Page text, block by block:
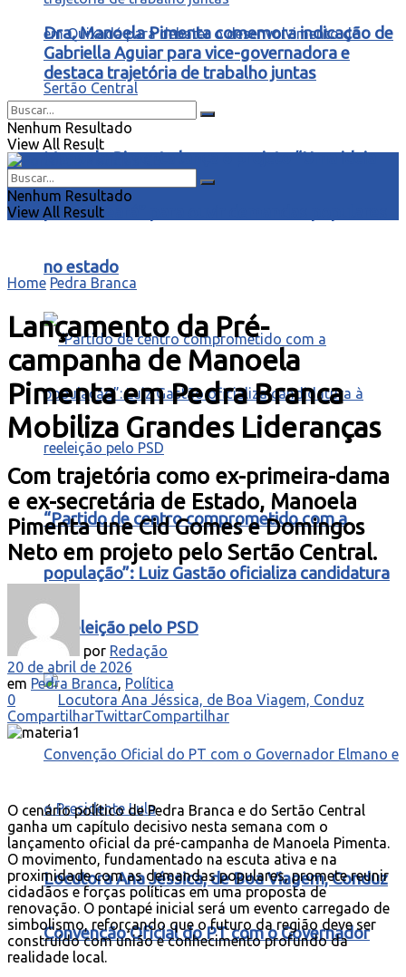
Manoela Pimenta lança o projeto “Uma ideia
para o Ceará” para ouvir demandas populares
no estado
“Partido de centro comprometido com a
população”: Luiz Gastão oficializa candidatura
à reeleição pelo PSD
Locutora Ana Jéssica, de Boa Viagem, Conduz
Convenção Oficial do PT com o Governador
Dra. Manoela Pimenta comemora indicação de
Gabriella Aguiar para vice-governadora e
destaca trajetória de trabalho juntas
Nenhum Resultado
View All Result
Nenhum Resultado
View All Result
Home Pedra Branca
Lançamento da Pré-
campanha de Manoela
Pimenta em Pedra Branca
Mobiliza Grandes Lideranças
Com trajetória como ex-primeira-dama
e ex-secretária de Estado, Manoela
Pimenta une Cid Gomes e Domingos
Neto em projeto pelo Sertão Central.
por Redação
20 de abril de 2026
em Pedra Branca, Política
0
CompartilharTwittarCompartilhar
O cenário político de Pedra Branca e do Sertão Central
ganha um capítulo decisivo nesta semana com o
lançamento oficial da pré-campanha de Manoela Pimenta.
O movimento, fundamentado na escuta ativa e na
proximidade com as demandas populares, promete reunir
cidadãos e forças políticas em uma proposta de
renovação. O pontapé inicial será um evento carregado de
simbolismo, reforçando que o futuro da região deve ser
construído com união e conhecimento profundo da
realidade local.